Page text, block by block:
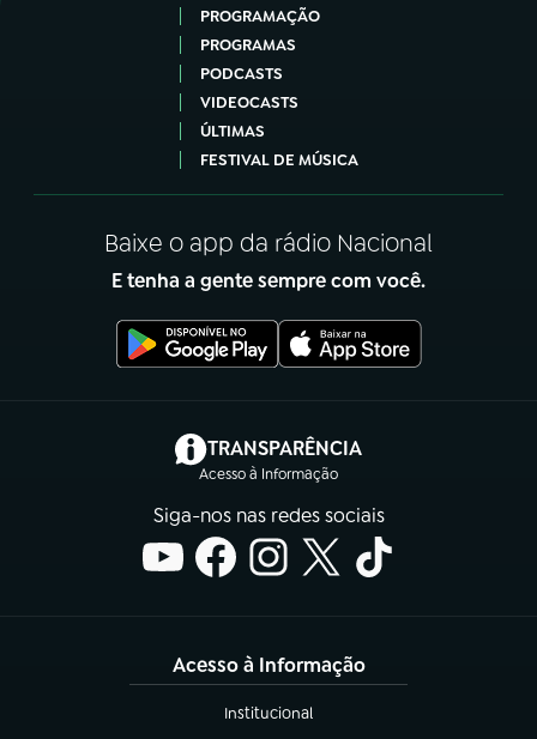
PROGRAMAÇÃO
PROGRAMAS
PODCASTS
VIDEOCASTS
ÚLTIMAS
FESTIVAL DE MÚSICA
Baixe o app da rádio Nacional
E tenha a gente sempre com você.
TRANSPARÊNCIA
Acesso à Informação
(abre em nova aba)
Siga-nos nas redes sociais
Acesso à Informação
Institucional
(abre em nova aba)